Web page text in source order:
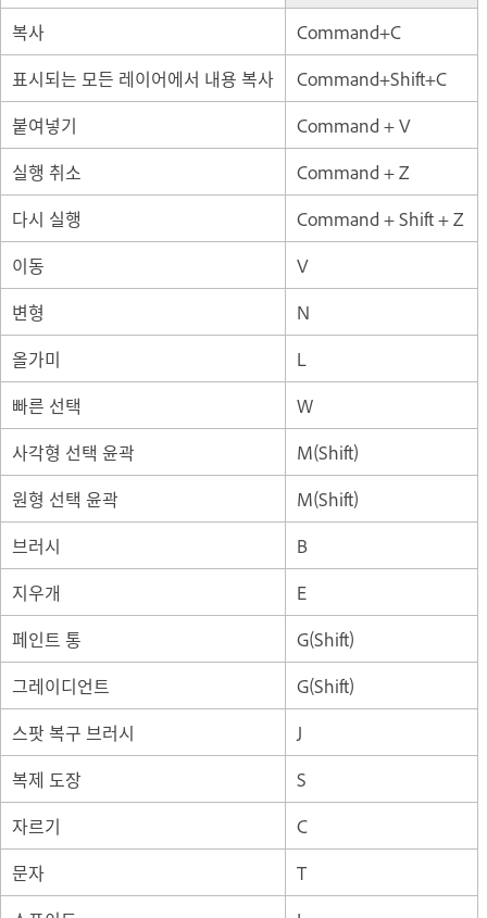
복사
Command+C
표시되는 모든 레이어에서 내용 복사
Command+Shift+C
붙여넣기
Command + V
실행 취소
Command + Z
다시 실행
Command + Shift + Z
이동
V
변형
N
올가미
L
빠른 선택
W
사각형 선택 윤곽
M(Shift)
원형 선택 윤곽
M(Shift)
브러시
B
지우개
E
페인트 통
G(Shift)
그레이디언트
G(Shift)
스팟 복구 브러시
J
복제 도장
S
자르기
C
문자
T